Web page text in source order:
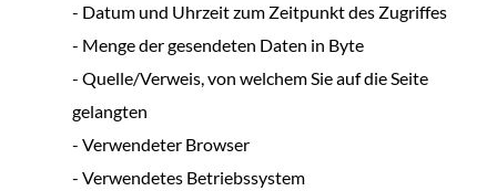
- Datum und Uhrzeit zum Zeitpunkt des Zugriffes
- Menge der gesendeten Daten in Byte
- Quelle/Verweis, von welchem Sie auf die Seite
gelangten
- Verwendeter Browser
- Verwendetes Betriebssystem